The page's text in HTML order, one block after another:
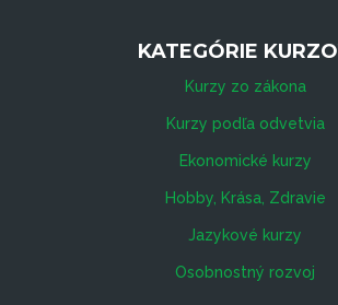
KATEGÓRIE
Kurzy zo zákona
Kurzy podľa odvetvia
Ekonomické kurzy
Hobby, Krása, Zdravie
Jazykové kurzy
Osobnostný rozvoj